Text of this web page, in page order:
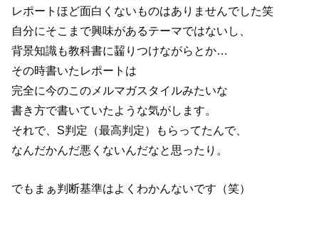
レポートほど面白くないものはありませんでした笑
自分にそこまで興味があるテーマではないし、
背景知識も教科書に齧りつけながらとか…
その時書いたレポートは
完全に今のこのメルマガスタイルみたいな
書き方で書いていたような気がします。
それで、S判定（最高判定）もらってたんで、
なんだかんだ悪くないんだなと思ったり。
でもまぁ判断基準はよくわかんないです（笑）